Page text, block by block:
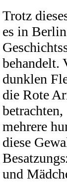
Trotz
es in
behandelt.
dunklen
die Rote
mehrere
diese
und